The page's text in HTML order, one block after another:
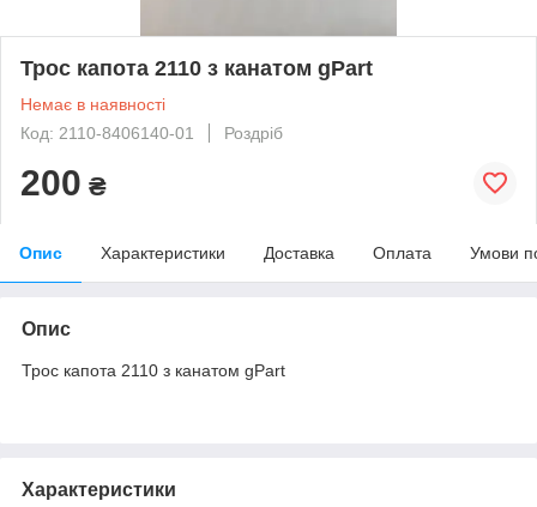
Трос капота 2110 з канатом gPart
Немає в наявності
Код: 2110-8406140-01
Роздріб
200 ₴
Опис Характеристики Доставка Оплата Умови
Опис
Трос капота 2110 з канатом gPart
Характеристики